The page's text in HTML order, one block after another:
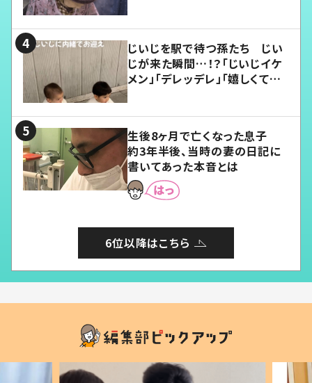
じいじを駅で待つ孫たち じい
じが来た瞬間…！？「じいじイケ
メン」「デレッデレ」「嬉しくて可
生後8ヶ月で亡くなった息子
約3年半後、当時の妻の日記に
書いてあった本音とは
6位以降はこちら